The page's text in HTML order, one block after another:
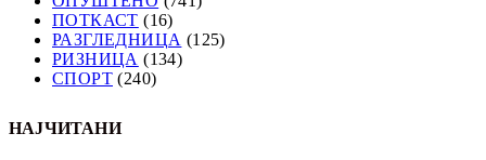
ПОТКАСТ (16)
РАЗГЛЕДНИЦА (125)
РИЗНИЦА (134)
СПОРТ (240)
НАЈЧИТАНИ